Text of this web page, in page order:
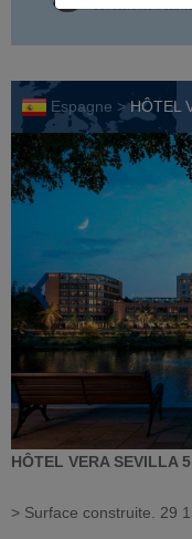
Espagne >HÔTEL
HÔTEL VERA SEVILLA
> Surface construite. 29